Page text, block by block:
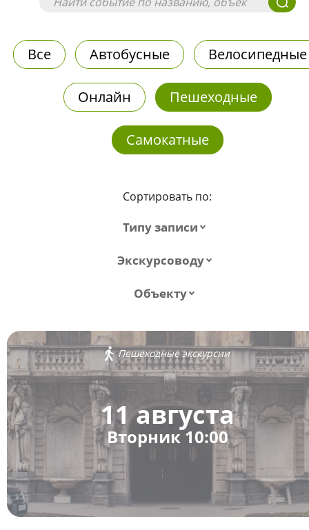
Все Автобусные Велосипедные
Онлайн Пешеходные
Самокатные
Сортировать по:
Типу записи
Экскурсоводу
Объекту
Пешеходные экскурсии
11 августа
Вторник 10:00